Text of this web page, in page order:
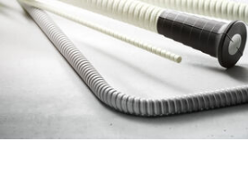
Referenzen
Unternehmen